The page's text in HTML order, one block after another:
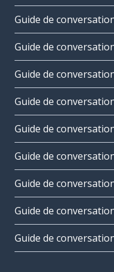
Guide de
Guide de
Guide de
Guide de
Guide de
Guide de
Guide de
Guide de
Guide de